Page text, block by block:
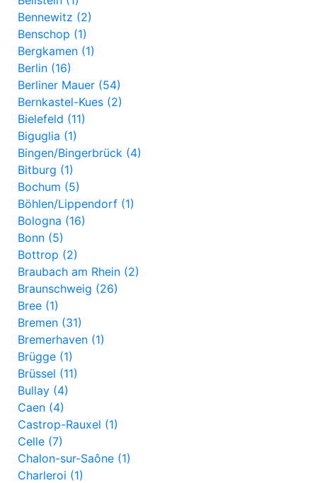
Bennewitz (2)
Benschop (1)
Bergkamen (1)
Berlin (16)
Berliner Mauer (54)
Bernkastel-Kues (2)
Bielefeld (11)
Biguglia (1)
Bingen/Bingerbrück (4)
Bitburg (1)
Bochum (5)
Böhlen/Lippendorf (1)
Bologna (16)
Bonn (5)
Bottrop (2)
Braubach am Rhein (2)
Braunschweig (26)
Bree (1)
Bremen (31)
Bremerhaven (1)
Brügge (1)
Brüssel (11)
Bullay (4)
Caen (4)
Castrop-Rauxel (1)
Celle (7)
Chalon-sur-Saône (1)
Charleroi (1)